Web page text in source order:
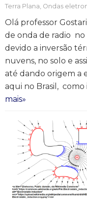
Terra Plana, Ondas
Olá professor
de onda de radio
devido a inversão
nuvens, no solo e
até dando origem a
aqui no Brasil, como
mais»